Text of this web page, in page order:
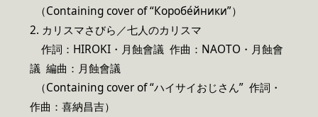
（Containing cover of “Коробе́йники”）
2. カリスマさびら／七人のカリスマ
作詞： HIROKI・月蝕會議 作曲：NAOTO・月蝕會
議 編曲：月蝕會議
（Containing cover of “ハイサイおじさん” 作詞・
作曲：喜納昌吉）